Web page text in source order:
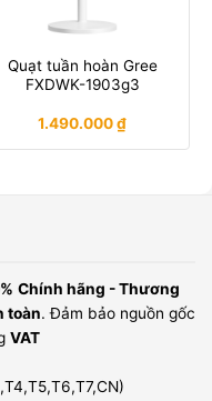
Quạt tuần hoàn Gree
FXDWK-1903g3
1.490.000₫
Chính hãng - Thương
toàn. Đảm bảo nguồn gốc
VAT